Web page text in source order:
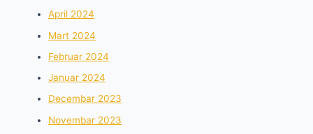
April 2024
Mart 2024
Februar 2024
Januar 2024
Decembar 2023
Novembar 2023